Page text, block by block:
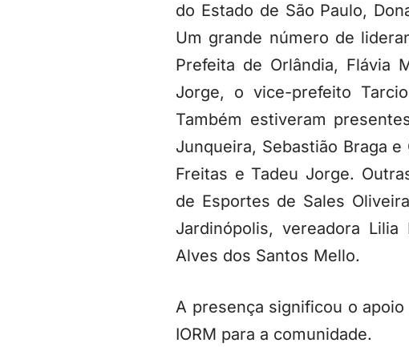
do Estado de São Paulo,
Um grande número de
Prefeita de Orlândia, Flávia
Jorge, o vice-prefeito
Também estiveram
Junqueira, Sebastião Braga
Freitas e Tadeu Jorge.
de Esportes de Sales
Jardinópolis, vereadora
Alves dos Santos Mello.
A presença significou o
IORM para a comunidade.